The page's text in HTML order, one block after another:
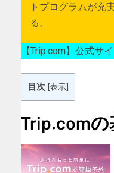
トプログラムが充
る。
【Trip.com】公式サイ
目次 [表示]
Trip.comの